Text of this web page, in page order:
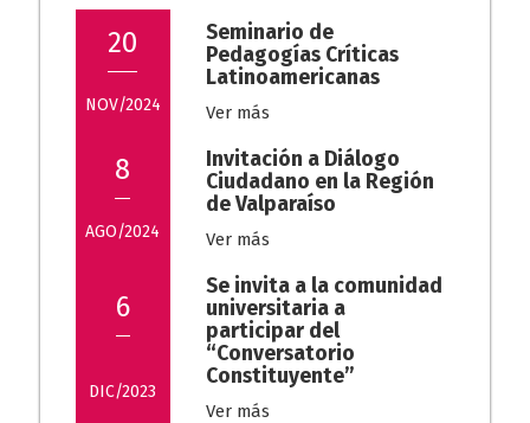
20
NOV/2024
Seminario de
Pedagogías Críticas
Latinoamericanas
Ver más
8
AGO/2024
Invitación a Diálogo
Ciudadano en la Región
de Valparaíso
Ver más
6
DIC/2023
Se invita a la comunidad
universitaria a
participar del
“Conversatorio
Constituyente”
Ver más